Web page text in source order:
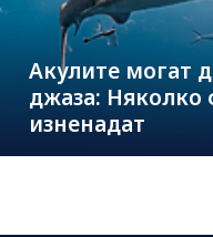
Акулите могат
джаза: Няколко
изненадат